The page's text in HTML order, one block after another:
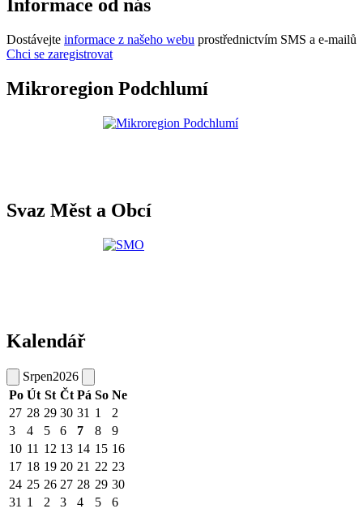
Informace od nás
Dostávejte informace z našeho webu prostřednictvím SMS a e-mailů
Chci se zaregistrovat
Mikroregion Podchlumí
Svaz Měst a Obcí
Kalendář
Srpen2026
Po Út St Čt Pá So Ne
27 28 29 30 31 1
2
3
4 5 6 7 8
9
10 11 12 13 14 15 16
17 18 19 20 21 22 23
24 25 26 27 28 29 30
31 1 2 3 4 5 6